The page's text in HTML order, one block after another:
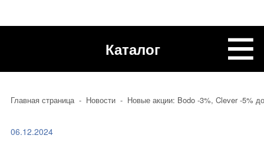
Каталог
Главная страница - Новости - Новые акции: Bodo -3%, Clever -5%
06.12.2024